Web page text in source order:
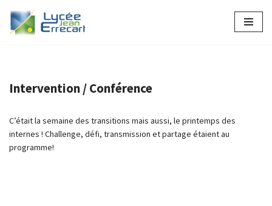
Aller
Intervention / Conférence
C’était la semaine des transitions mais aussi, le printemps des
internes ! Challenge, défi, transmission et partage étaient au
programme!